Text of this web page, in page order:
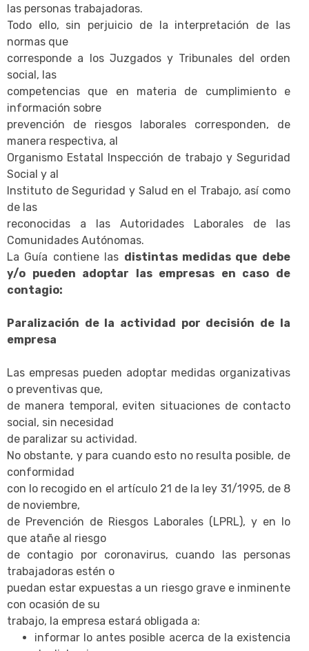
las personas trabajadoras.
Todo ello, sin perjuicio de la interpretación de las
normas que
corresponde a los Juzgados y Tribunales del orden
social, las
competencias que en materia de cumplimiento e
información sobre
prevención de riesgos laborales corresponden, de
manera respectiva, al
Organismo Estatal Inspección de trabajo y Seguridad
Social y al
Instituto de Seguridad y Salud en el Trabajo, así como
de las
reconocidas a las Autoridades Laborales de las
Comunidades Autónomas.
La Guía contiene las distintas medidas que debe
y/o pueden adoptar las empresas en caso de
contagio:
Paralización de la actividad por decisión de la
empresa
Las empresas pueden adoptar medidas organizativas
o preventivas que,
de manera temporal, eviten situaciones de contacto
social, sin necesidad
de paralizar su actividad.
No obstante, y para cuando esto no resulta posible, de
conformidad
con lo recogido en el artículo 21 de la ley 31/1995, de 8
de noviembre,
de Prevención de Riesgos Laborales (LPRL), y en lo
que atañe al riesgo
de contagio por coronavirus, cuando las personas
trabajadoras estén o
puedan estar expuestas a un riesgo grave e inminente
con ocasión de su
trabajo, la empresa estará obligada a:
informar lo antes posible acerca de la existencia